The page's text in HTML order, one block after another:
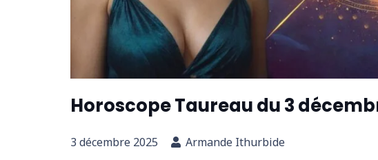
Horoscope Taureau du 3
3 décembre 2025 Armande Ithurbide